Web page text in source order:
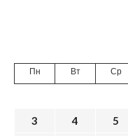
Пн Вт Ср
3
4 5